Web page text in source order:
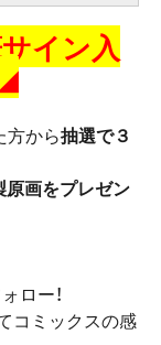
イン入
◢
方から抽選で３
画をプレゼン
ロー！
コミックスの感